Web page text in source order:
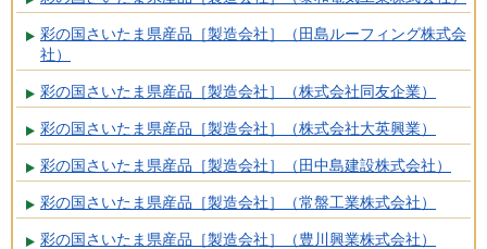
彩の国さいたま県産品［製造会社］（田島ルーフィング株式会
社）
彩の国さいたま県産品［製造会社］（株式会社同友企業）
彩の国さいたま県産品［製造会社］（株式会社大英興業）
彩の国さいたま県産品［製造会社］（田中島建設株式会社）
彩の国さいたま県産品［製造会社］（常盤工業株式会社）
彩の国さいたま県産品［製造会社］（豊川興業株式会社）